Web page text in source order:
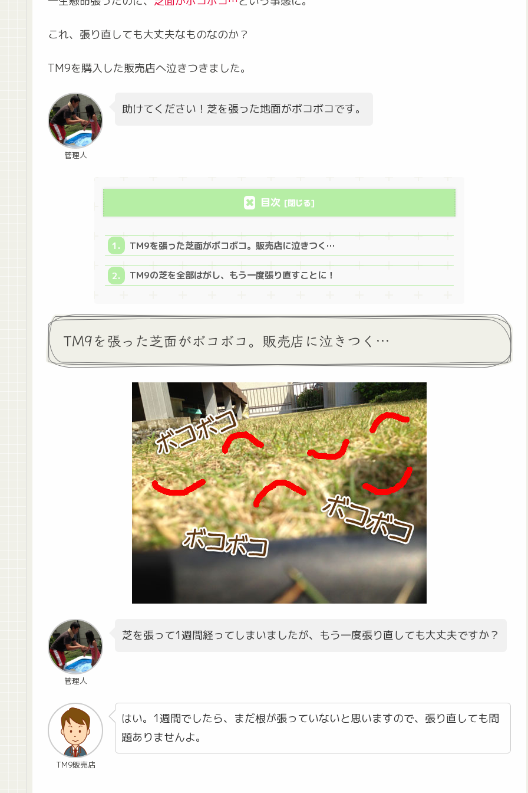
これ、張り直しても大丈夫なものなのか？
TM9を購入した販売店へ泣きつきました。
管理人
助けてください！芝を張った地面がボコボコです。
目次
TM9を張った芝面がボコボコ。販売店に泣きつく…
TM9の芝を全部はがし、もう一度張り直すことに！
TM9を張った芝面がボコボコ。販売店に泣きつく…
管理人
芝を張って1週間経ってしまいましたが、もう一度張り直しても大丈夫ですか？
TM9販売店
はい。1週間でしたら、まだ根が張っていないと思いますので、張り直しても問
題ありませんよ。